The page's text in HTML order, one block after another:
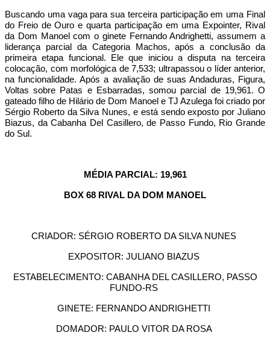
Buscando uma vaga para sua terceira participação em uma Final
do Freio de Ouro e quarta participação em uma Expointer, Rival
da Dom Manoel com o ginete Fernando Andrighetti, assumem a
liderança parcial da Categoria Machos, após a conclusão da
primeira etapa funcional. Ele que iniciou a disputa na terceira
colocação, com morfológica de 7,533; ultrapassou o líder anterior,
na funcionalidade. Após a avaliação de suas Andaduras, Figura,
Voltas sobre Patas e Esbarradas, somou parcial de 19,961. O
gateado filho de Hilário de Dom Manoel e TJ Azulega foi criado por
Sérgio Roberto da Silva Nunes, e está sendo exposto por Juliano
Biazus, da Cabanha Del Casillero, de Passo Fundo, Rio Grande
do Sul.
MÉDIA PARCIAL: 19,961
BOX 68 RIVAL DA DOM MANOEL
CRIADOR: SÉRGIO ROBERTO DA SILVA NUNES
EXPOSITOR: JULIANO BIAZUS
ESTABELECIMENTO: CABANHA DEL CASILLERO, PASSO
FUNDO-RS
GINETE: FERNANDO ANDRIGHETTI
DOMADOR: PAULO VITOR DA ROSA